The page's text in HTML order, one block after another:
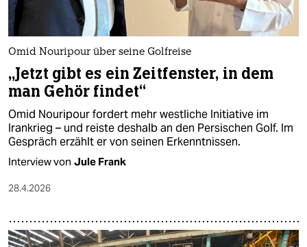
Omid Nouripour über seine Golfreise
„Jetzt gibt es ein Zeitfenster, in dem
man Gehör findet“
Omid Nouripour fordert mehr westliche Initiative im
Irankrieg – und reiste deshalb an den Persischen Golf. Im
Gespräch erzählt er von seinen Erkenntnissen.
Interview von Jule Frank
28.4.2026